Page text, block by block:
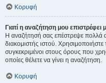
Κορυφή
Γιατί η αναζήτηση μου επιστρέφει
Η αναζήτησή σας επέστρεψε πολλά
διακομιστής ιστού. Χρησιμοποιήστε
συγκεκριμένοι στους όρους που
οποίες θέλετε να γίνει η αναζήτηση.
Κορυφή